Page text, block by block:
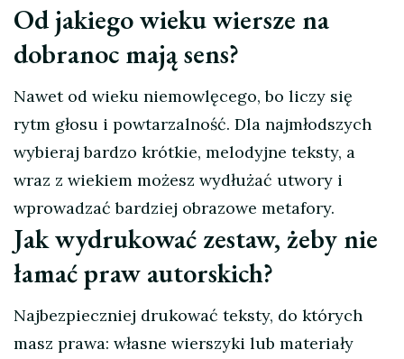
Od jakiego wieku wiersze na
dobranoc mają sens?
Nawet od wieku niemowlęcego, bo liczy się
rytm głosu i powtarzalność. Dla najmłodszych
wybieraj bardzo krótkie, melodyjne teksty, a
wraz z wiekiem możesz wydłużać utwory i
wprowadzać bardziej obrazowe metafory.
Jak wydrukować zestaw, żeby nie
łamać praw autorskich?
Najbezpieczniej drukować teksty, do których
masz prawa: własne wierszyki lub materiały